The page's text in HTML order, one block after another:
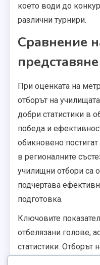
което води до
различни турнири.
Сравнение
представяне
При оценката на
отборът на
добри статистики в
победа и
обикновено
в регионалните
училищни отбори са
подчертава
подготовка.
Ключовите
отбелязани голове,
статистики. Отборът